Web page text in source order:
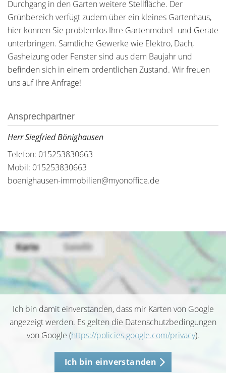
Durchgang in den Garten weitere Stellfläche. Der
Grünbereich verfügt zudem über ein kleines Gartenhaus,
hier können Sie problemlos Ihre Gartenmöbel- und Geräte
unterbringen. Sämtliche Gewerke wie Elektro, Dach,
Gasheizung oder Fenster sind aus dem Baujahr und
befinden sich in einem ordentlichen Zustand. Wir freuen
uns auf Ihre Anfrage!
Ansprechpartner
Herr Siegfried Bönighausen
Telefon: 015253830663
Mobil: 015253830663
boenighausen-immobilien@myonoffice.de
Ich bin damit einverstanden, dass mir Karten von Google
angezeigt werden. Es gelten die Datenschutzbedingungen
von Google (https://policies.google.com/privacy).
Ich bin einverstanden